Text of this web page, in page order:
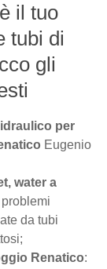
il tuo
tubi di
gli
per
Eugenio
water a
da tubi
Renatico: